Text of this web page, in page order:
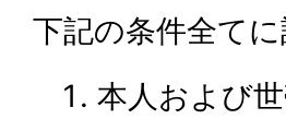
下記の条件全て
本人および